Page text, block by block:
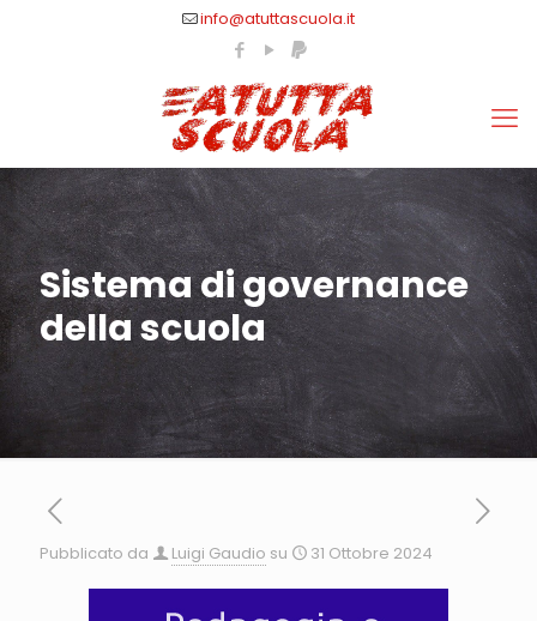
info@atuttascuola.it
Sistema di governance
della scuola
Pubblicato da Luigi Gaudio su 31 Ottobre 2024